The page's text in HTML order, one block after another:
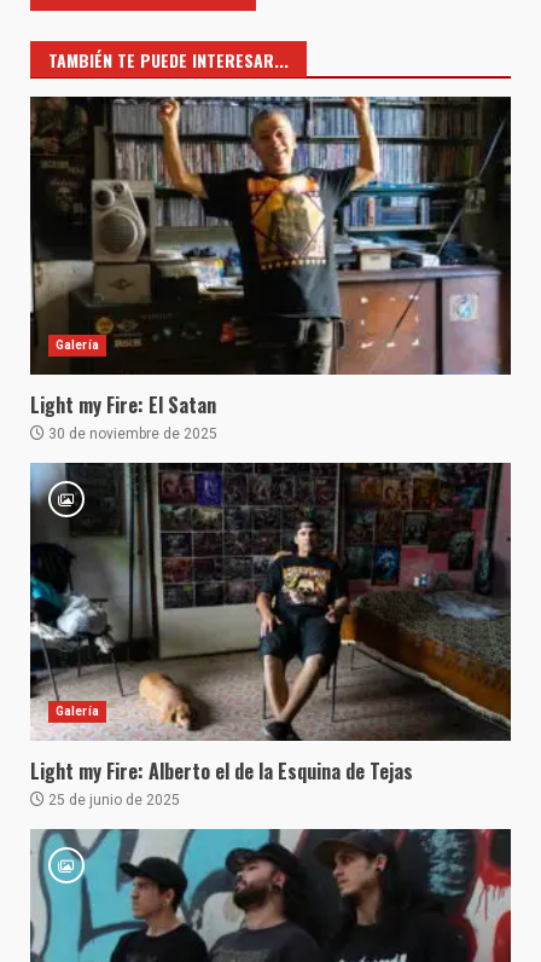
TAMBIÉN TE PUEDE INTERESAR...
Galería
Light my Fire: El Satan
30 de noviembre de 2025
Galería
Light my Fire: Alberto el de la Esquina de Tejas
25 de junio de 2025